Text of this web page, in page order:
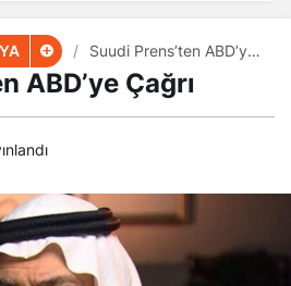
Suudi Prens’ten ABD’ye
ABD’ye Çağrı